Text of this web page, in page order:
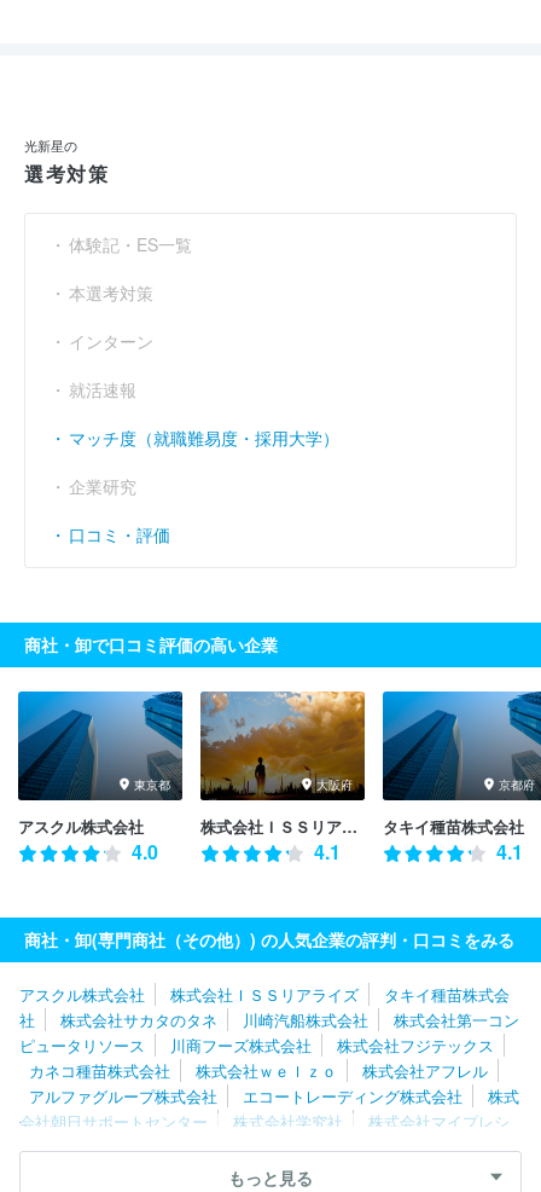
光新星の
選考対策
体験記・ES一覧
本選考対策
インターン
就活速報
マッチ度（就職難易度・採用大学）
企業研究
口コミ・評価
商社・卸で口コミ評価の高い企業
東京都
アスクル株式会社
4.0
大阪府
株式会社ＩＳＳリアライズ
4.1
京都府
タキイ種苗株式会社
4.1
商社・卸(専門商社（その他）) の人気企業の評判・口コミをみる
アスクル株式会社 株式会社ＩＳＳリアライズ
タキイ種苗株式会
社
株式会社サカタのタネ 川崎汽船株式会社
株式会社第一コン
ピュータリソース
川商フーズ株式会社
株式会社フジテックス
カネコ種苗株式会社
株式会社ｗｅｌｚｏ
株式会社アフレル
アルファグループ株式会社
エコートレーディング株式会社
株式
会社朝日サポートセンター
株式会社学究社
株式会社マイプレシ
ャス
株式会社ＴＴＣ 株式会社クリアストーン
株式会社日本ケ
エム・シー・ヘルスケアホールディングス株式会社
もっと見る